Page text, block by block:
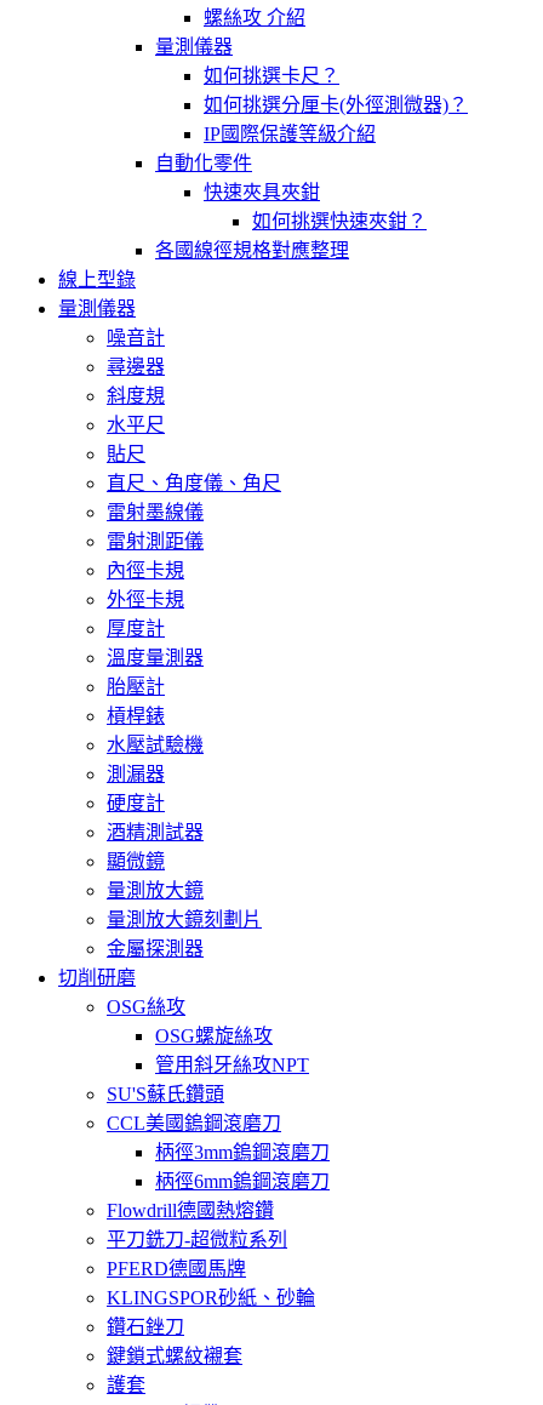
螺絲攻 介紹
量測儀器
如何挑選卡尺？
如何挑選分厘卡(外徑測微器)？
IP國際保護等級介紹
自動化零件
快速夾具夾鉗
如何挑選快速夾鉗？
各國線徑規格對應整理
線上型錄
量測儀器
噪音計
尋邊器
斜度規
水平尺
貼尺
直尺、角度儀、角尺
雷射墨線儀
雷射測距儀
內徑卡規
外徑卡規
厚度計
溫度量測器
胎壓計
槓桿錶
水壓試驗機
測漏器
硬度計
酒精測試器
顯微鏡
量測放大鏡
量測放大鏡刻劃片
金屬探測器
切削研磨
OSG絲攻
OSG螺旋絲攻
管用斜牙絲攻NPT
SU'S蘇氏鑽頭
CCL美國鎢鋼滾磨刀
柄徑3mm鎢鋼滾磨刀
柄徑6mm鎢鋼滾磨刀
Flowdrill德國熱熔鑽
平刀銑刀-超微粒系列
PFERD德國馬牌
KLINGSPOR砂紙、砂輪
鑽石銼刀
鍵鎖式螺紋襯套
護套